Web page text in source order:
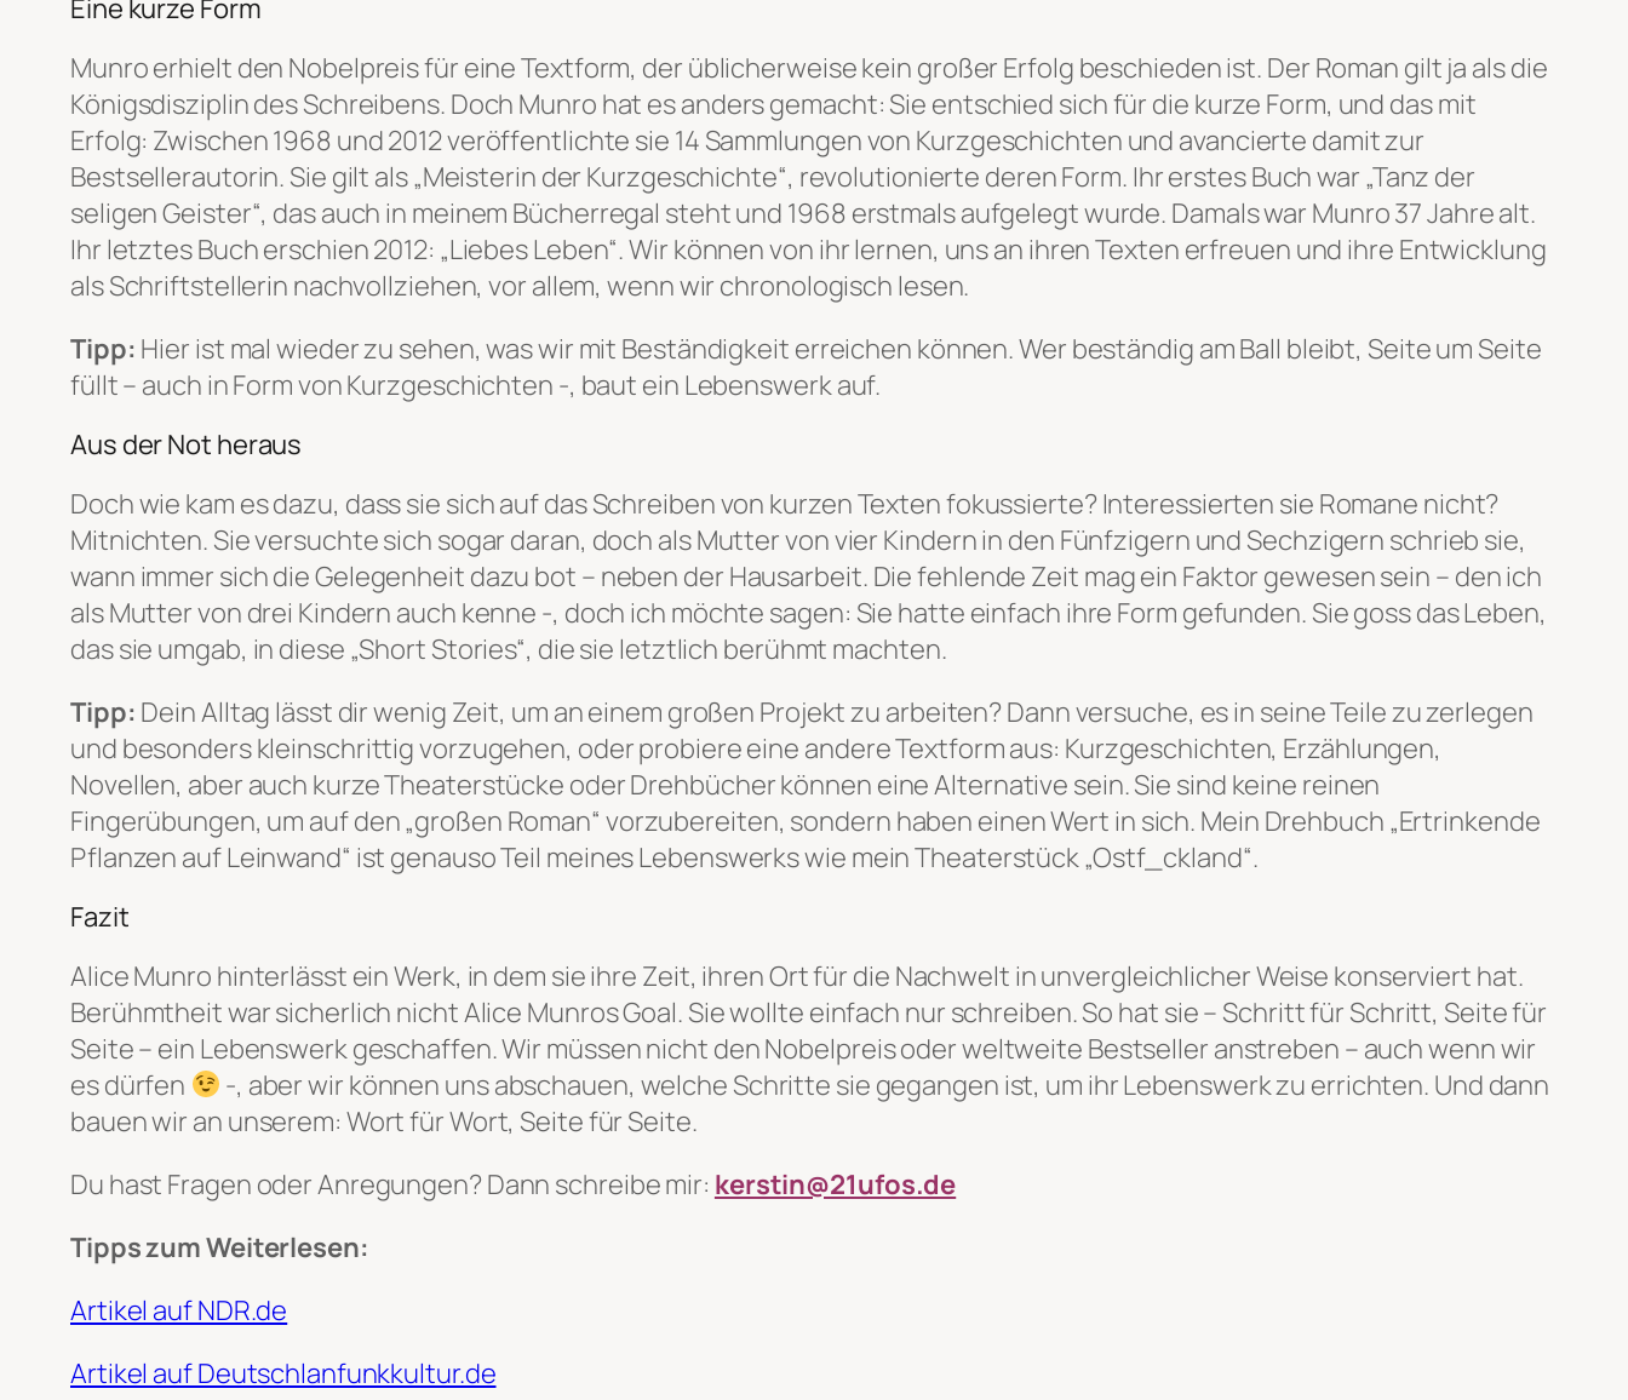
Eine kurze Form
Munro erhielt den Nobelpreis für eine Textform, der üblicherweise kein großer Erfolg beschieden ist. Der Roman gilt ja als die
Königsdisziplin des Schreibens. Doch Munro hat es anders gemacht: Sie entschied sich für die kurze Form, und das mit
Erfolg: Zwischen 1968 und 2012 veröffentlichte sie 14 Sammlungen von Kurzgeschichten und avancierte damit zur
Bestsellerautorin. Sie gilt als „Meisterin der Kurzgeschichte“, revolutionierte deren Form. Ihr erstes Buch war „Tanz der
seligen Geister“, das auch in meinem Bücherregal steht und 1968 erstmals aufgelegt wurde. Damals war Munro 37 Jahre alt.
Ihr letztes Buch erschien 2012: „Liebes Leben“. Wir können von ihr lernen, uns an ihren Texten erfreuen und ihre Entwicklung
als Schriftstellerin nachvollziehen, vor allem, wenn wir chronologisch lesen.
Tipp: Hier ist mal wieder zu sehen, was wir mit Beständigkeit erreichen können. Wer beständig am Ball bleibt, Seite um Seite
füllt – auch in Form von Kurzgeschichten -, baut ein Lebenswerk auf.
Aus der Not heraus
Doch wie kam es dazu, dass sie sich auf das Schreiben von kurzen Texten fokussierte? Interessierten sie Romane nicht?
Mitnichten. Sie versuchte sich sogar daran, doch als Mutter von vier Kindern in den Fünfzigern und Sechzigern schrieb sie,
wann immer sich die Gelegenheit dazu bot – neben der Hausarbeit. Die fehlende Zeit mag ein Faktor gewesen sein – den ich
als Mutter von drei Kindern auch kenne -, doch ich möchte sagen: Sie hatte einfach ihre Form gefunden. Sie goss das Leben,
das sie umgab, in diese „Short Stories“, die sie letztlich berühmt machten.
Tipp: Dein Alltag lässt dir wenig Zeit, um an einem großen Projekt zu arbeiten? Dann versuche, es in seine Teile zu zerlegen
und besonders kleinschrittig vorzugehen, oder probiere eine andere Textform aus: Kurzgeschichten, Erzählungen,
Novellen, aber auch kurze Theaterstücke oder Drehbücher können eine Alternative sein. Sie sind keine reinen
Fingerübungen, um auf den „großen Roman“ vorzubereiten, sondern haben einen Wert in sich. Mein Drehbuch „Ertrinkende
Pflanzen auf Leinwand“ ist genauso Teil meines Lebenswerks wie mein Theaterstück „Ostf_ckland“.
Fazit
Alice Munro hinterlässt ein Werk, in dem sie ihre Zeit, ihren Ort für die Nachwelt in unvergleichlicher Weise konserviert hat.
Berühmtheit war sicherlich nicht Alice Munros Goal. Sie wollte einfach nur schreiben. So hat sie – Schritt für Schritt, Seite für
Seite – ein Lebenswerk geschaffen. Wir müssen nicht den Nobelpreis oder weltweite Bestseller anstreben – auch wenn wir
es dürfen
-, aber wir können uns abschauen, welche Schritte sie gegangen ist, um ihr Lebenswerk zu errichten. Und dann
bauen wir an unserem: Wort für Wort, Seite für Seite.
Du hast Fragen oder Anregungen? Dann schreibe mir: kerstin@21ufos.de
Tipps zum Weiterlesen:
Artikel auf NDR.de
Artikel auf Deutschlanfunkkultur.de